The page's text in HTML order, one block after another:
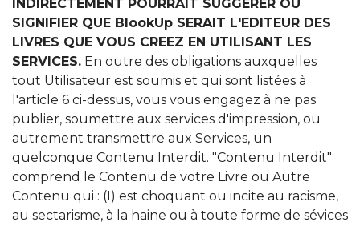
INDIRECTEMENT POURRAIT SUGGERER OU
SIGNIFIER QUE BlookUp SERAIT L'EDITEUR DES
LIVRES QUE VOUS CREEZ EN UTILISANT LES
SERVICES. En outre des obligations auxquelles
tout Utilisateur est soumis et qui sont listées à
l'article 6 ci-dessus, vous vous engagez à ne pas
publier, soumettre aux services d'impression, ou
autrement transmettre aux Services, un
quelconque Contenu Interdit. "Contenu Interdit"
comprend le Contenu de votre Livre ou Autre
Contenu qui : (I) est choquant ou incite au racisme,
au sectarisme, à la haine ou à toute forme de sévices